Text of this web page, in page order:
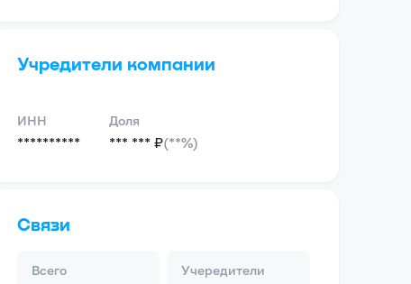
Учредители компании
ИНН
**********
Доля
*** *** ₽(**%)
Связи
Всего Учередители